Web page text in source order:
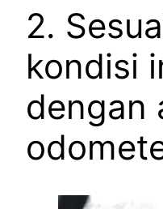
2.
kondisi
dengan